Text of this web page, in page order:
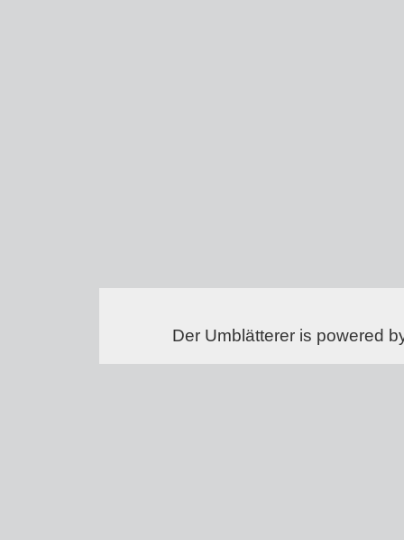
Der Umblätterer is powered